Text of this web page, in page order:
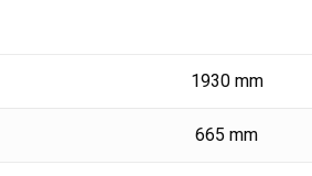
1930 mm
665 mm